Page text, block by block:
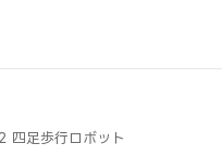
足歩行ロボット